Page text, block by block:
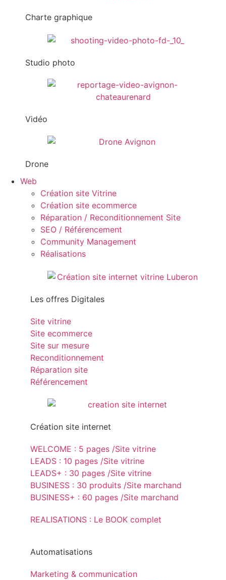
Charte graphique
Studio photo
Vidéo
Drone
Web
Création site Vitrine
Création site ecommerce
Réparation / Reconditionnement Site
SEO / Référencement
Community Management
Réalisations
Les offres Digitales
Site vitrine
Site ecommerce
Site sur mesure
Reconditionnement
Réparation site
Référencement
Création site internet
WELCOME : 5 pages /Site vitrine
LEADS : 10 pages /Site vitrine
LEADS+ : 30 pages /Site vitrine
BUSINESS : 30 produits /Site marchand
BUSINESS+ : 60 pages /Site marchand
REALISATIONS : Le BOOK complet
Automatisations
Marketing & communication